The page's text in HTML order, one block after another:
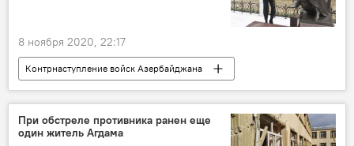
8 ноября 2020, 22:17
Контрнаступление войск Азербайджана
Новости
Азербайджан
ЖИЗНЬ
Политика
Карабах
Шуша
поздравление
При обстреле противника ранен еще
один житель Агдама